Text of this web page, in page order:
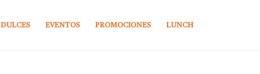
DULCES EVENTOS PROMOCIONES LUNCH